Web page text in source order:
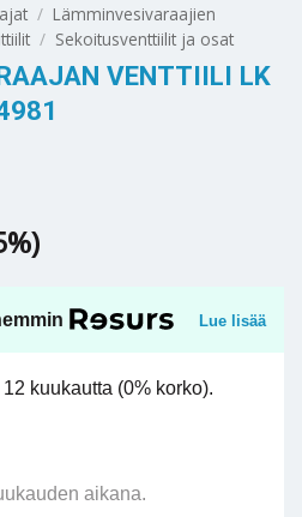
/ Lämminvesivaraajien
/ Sekoitusventtiilit ja osat
VENTTIILI LK
Lue lisää
kuukautta (0% korko).
aikana.